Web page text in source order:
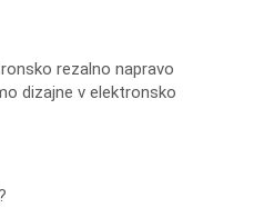
rezalno napravo
dizajne v elektronsko